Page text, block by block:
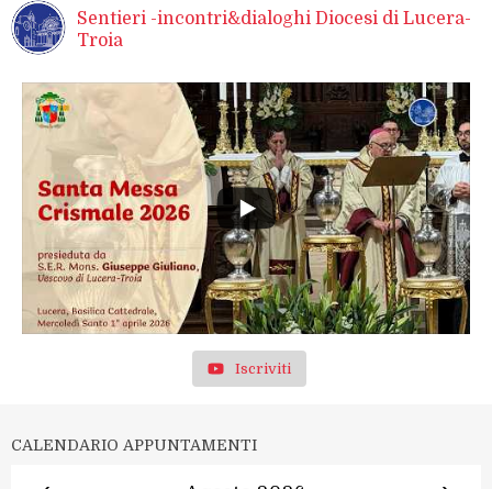
Sentieri -incontri&dialoghi Diocesi di Lucera-
Troia
Iscriviti
CALENDARIO APPUNTAMENTI